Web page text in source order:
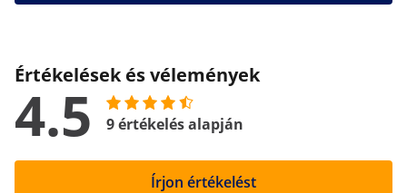
Értékelések és vélemények
4.5 9 értékelés alapján
Írjon értékelést